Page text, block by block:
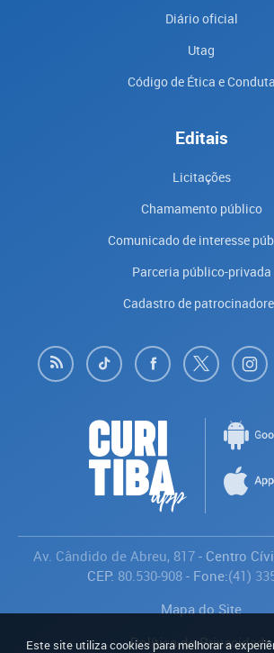
Diário oficial
Utag
Código de Ética e Conduta
Editais
Licitações
Chamamento público
Comunicado de interesse
Parceria público-privada
Cadastro de
Av. Cândido de Abreu, 817- Centro
CEP: 80.530-908- Fone:(41)
Mapa do Site
Política de Privacidade
Este site utiliza cookies para melhorar a